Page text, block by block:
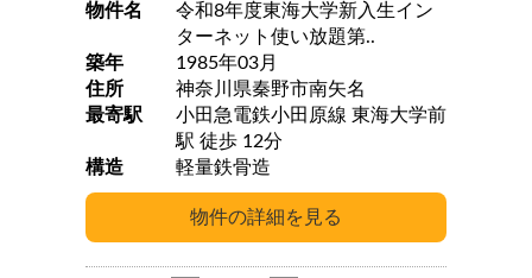
物件名
令和8年度東海大学新入生イン
ターネット使い放題第..
築年
1985年03月
住所
神奈川県秦野市南矢名
最寄駅
小田急電鉄小田原線 東海大学前
駅 徒歩 12分
構造
軽量鉄骨造